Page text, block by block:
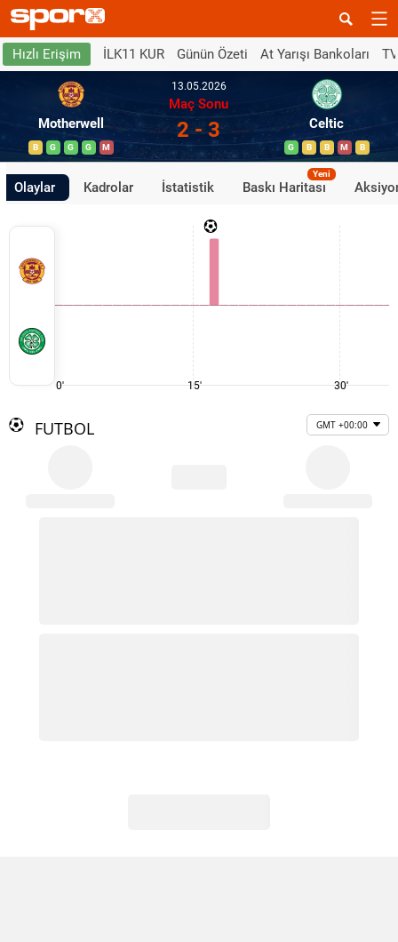
Hızlı Erişim İLK11 KUR Günün Özeti At Yarışı Bankoları
Motherwell
B G G G M
13.05.2026
Maç Sonu
2 - 3 Celtic
G B B M B
Olaylar Kadrolar İstatistik Baskı Haritası
Yeni
0' 15' 30'
FUTBOL GMT +00:00